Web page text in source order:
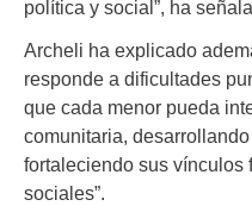
política y social”, ha
Archeli ha explicado
responde a dificultades
que cada menor pueda
comunitaria,
fortaleciendo sus vínculos
sociales”.